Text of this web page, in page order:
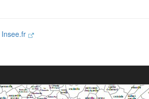
Insee.fr